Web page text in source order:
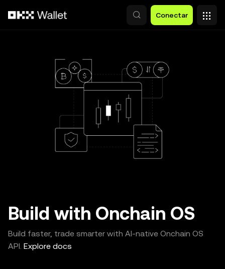
Conectar
Build with Onchain OS
Build faster, trade smarter with AI-native Onchain OS
API. Explore docs